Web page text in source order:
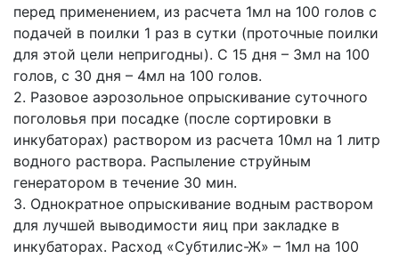
перед применением, из расчета 1мл на 100 голов с
подачей в поилки 1 раз в сутки (проточные поилки
для этой цели непригодны). С 15 дня – 3мл на 100
голов, с 30 дня – 4мл на 100 голов.
2. Разовое аэрозольное опрыскивание суточного
поголовья при посадке (после сортировки в
инкубаторах) раствором из расчета 10мл на 1 литр
водного раствора. Распыление струйным
генератором в течение 30 мин.
3. Однократное опрыскивание водным раствором
для лучшей выводимости яиц при закладке в
инкубаторах. Расход «Субтилис-Ж» – 1мл на 100